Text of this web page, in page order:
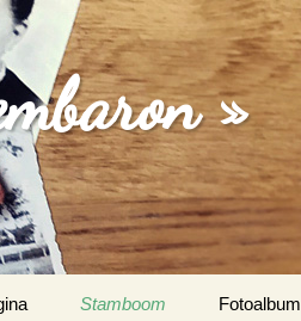
»
Stamboom Fotoalbum